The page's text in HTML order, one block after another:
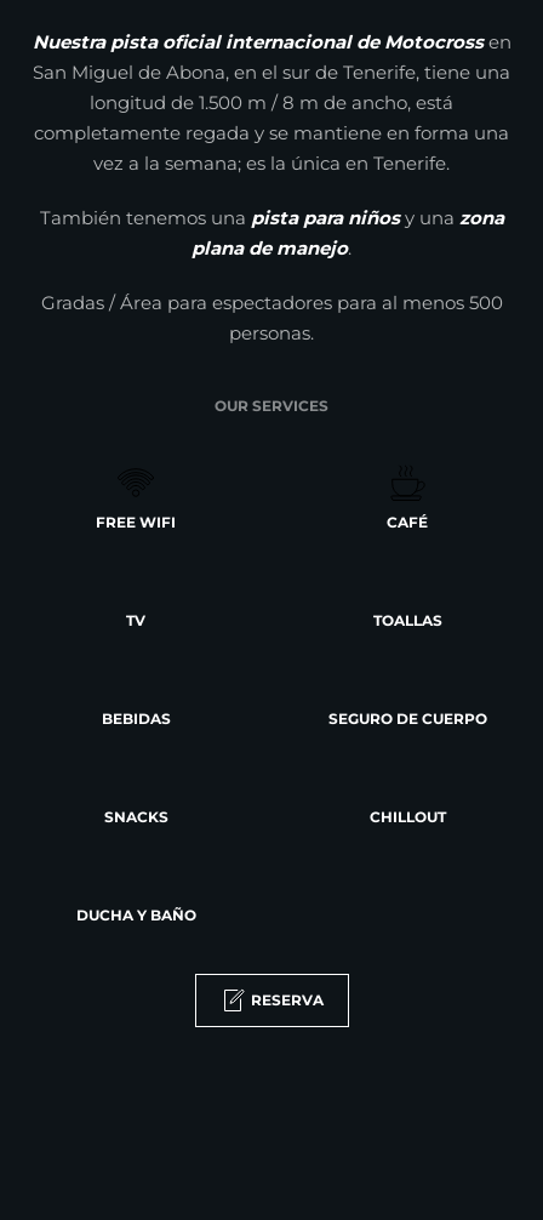
Nuestra pista oficial internacional de Motocrossen
San Miguel de Abona, en el sur de Tenerife, tiene una
longitud de 1.500 m / 8 m de ancho, está
completamente regada y se mantiene en forma una
vez a la semana; es la única en Tenerife.
También tenemos una pista para niñosy una zona
plana de manejo.
Gradas / Área para espectadores para al menos 500
personas.
OUR SERVICES
FREE WIFI CAFÉ
TV TOALLAS
BEBIDAS SEGURO DE CUERPO
SNACKS CHILLOUT
DUCHA Y BAÑO
RESERVA